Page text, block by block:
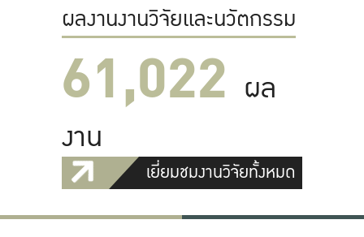
ผลงานงานวิจัยและนวัตกรรม
61,022 ผล
งาน
เยี่ยมชมงานวิจัยทั้งหมด